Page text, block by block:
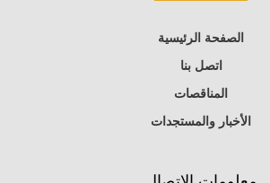
الصفحة الرئيسية
اتصل بنا
المناقصات
الأخبار والمستجدات